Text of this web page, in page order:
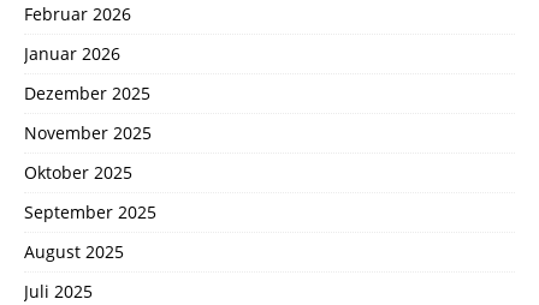
Februar 2026
Januar 2026
Dezember 2025
November 2025
Oktober 2025
September 2025
August 2025
Juli 2025